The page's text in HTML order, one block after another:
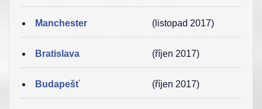
Manchester (listopad 2017)
Bratislava (říjen 2017)
Budapešť (říjen 2017)